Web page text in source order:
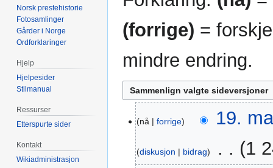
(forrige) =
mindre endring.
mar.
2023
nå forrige 19.
diskusjon bidrag 1
Norsk prestehistorie
Fotosamlinger
Gårder i Norge
Ordforklaringer
Hjelp
Hjelpesider
Stilmanual
Ressurser
Etterspurte sider
Kontakt
Wikiadministrasjon